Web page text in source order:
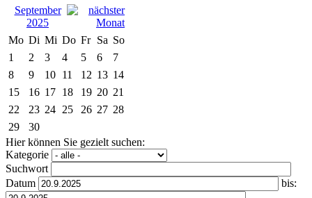
September
2025
Mo Di Mi Do Fr Sa So
1
2 3 4 5 6
7
8
9 10 11 12 13 14
15
16 17 18 19 20 21
22
23 24 25 26 27 28
29
30
Hier können Sie gezielt suchen:
Kategorie
Suchwort
Datum
bis: